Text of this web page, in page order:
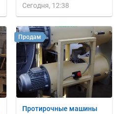
Сегодня, 12:38
Протирочные машины
Продам